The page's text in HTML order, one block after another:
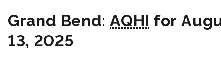
Grand Bend: AQHI for
13, 2025